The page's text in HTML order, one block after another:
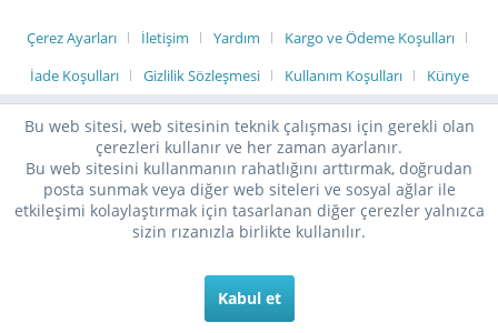
Çerez Ayarları İletişim Yardım
Kargo ve Ödeme Koşulları
İade Koşulları
Gizlilik Sözleşmesi Kullanım Koşulları Künye
Bu web sitesi, web sitesinin teknik çalışması için gerekli olan
çerezleri kullanır ve her zaman ayarlanır.
Bu web sitesini kullanmanın rahatlığını arttırmak, doğrudan
posta sunmak veya diğer web siteleri ve sosyal ağlar ile
etkileşimi kolaylaştırmak için tasarlanan diğer çerezler yalnızca
sizin rızanızla birlikte kullanılır.
Kabul et